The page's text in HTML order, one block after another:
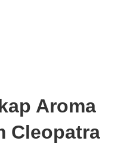
Aroma
Cleopatra